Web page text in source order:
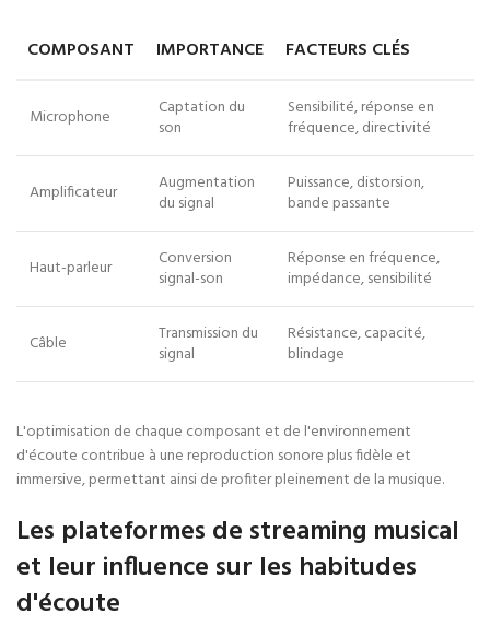
COMPOSANT IMPORTANCE FACTEURS CLÉS
Microphone
Captation du
son
Sensibilité, réponse en
fréquence, directivité
Amplificateur
Augmentation
du signal
Puissance, distorsion,
bande passante
Haut-parleur
Conversion
signal-son
Réponse en fréquence,
impédance, sensibilité
Câble
Transmission du
signal
Résistance, capacité,
blindage
L'optimisation de chaque composant et de l'environnement
d'écoute contribue à une reproduction sonore plus fidèle et
immersive, permettant ainsi de profiter pleinement de la musique.
Les plateformes de streaming musical
et leur influence sur les habitudes
d'écoute